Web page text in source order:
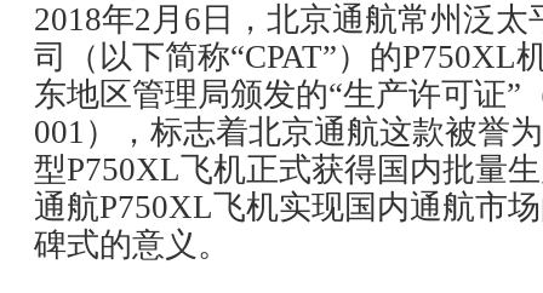
2018年2月6日，北京通航常州泛
司（以下简称“CPAT”）的P750XL
东地区管理局颁发的“生产许可证”
001），标志着北京通航这款被誉
型P750XL飞机正式获得国内批量
通航P750XL飞机实现国内通航市
碑式的意义。